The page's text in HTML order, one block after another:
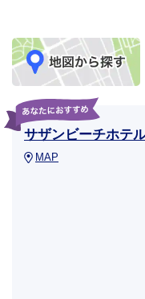
サザンビーチホテ
MAP